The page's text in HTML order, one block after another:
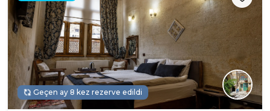
Geçen ay 8 kez rezerve edildi